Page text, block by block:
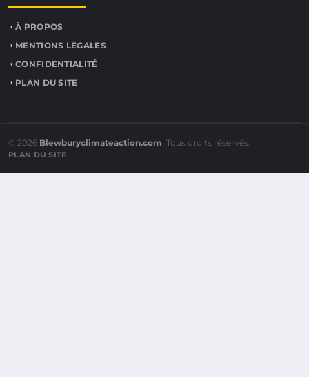
À PROPOS
MENTIONS LÉGALES
CONFIDENTIALITÉ
PLAN DU SITE
© 2026 Blewburyclimateaction.com. Tous droits réservés.
PLAN DU SITE